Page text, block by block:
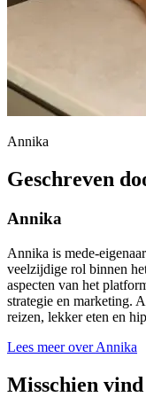
Annika
Geschreven
Annika
Annika is mede-
veelzijdige rol binnen
aspecten van het
strategie en marketing.
reizen, lekker eten en
Lees meer over Annika
Misschien